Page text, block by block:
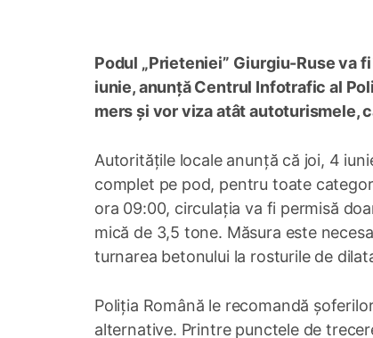
Podul „Prieteniei” Giurgiu-Ruse va
iunie, anunță Centrul Infotrafic al
mers și vor viza atât autoturismele,
Autoritățile locale anunță că joi, 4
complet pe pod, pentru toate
ora 09:00, circulația va fi permisă
mică de 3,5 tone. Măsura este
turnarea betonului la rosturile de
Poliția Română le recomandă
alternative. Printre punctele de